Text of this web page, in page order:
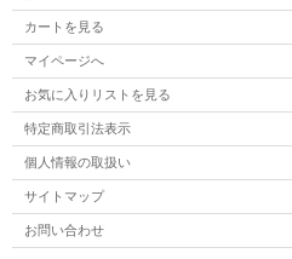
カートを見る
マイページへ
お気に入りリストを見る
特定商取引法表示
個人情報の取扱い
サイトマップ
お問い合わせ